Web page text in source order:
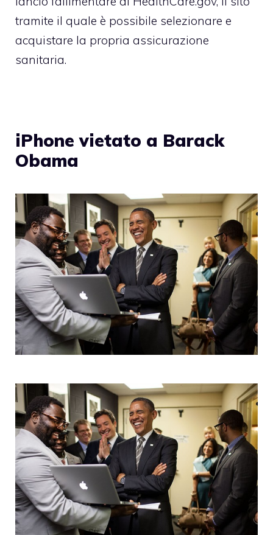
tramite il quale è possibile selezionare e
acquistare la propria assicurazione
sanitaria.
iPhone vietato a Barack
Obama